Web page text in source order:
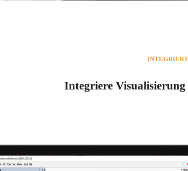
Pläne & Preise ansehen
Integriere